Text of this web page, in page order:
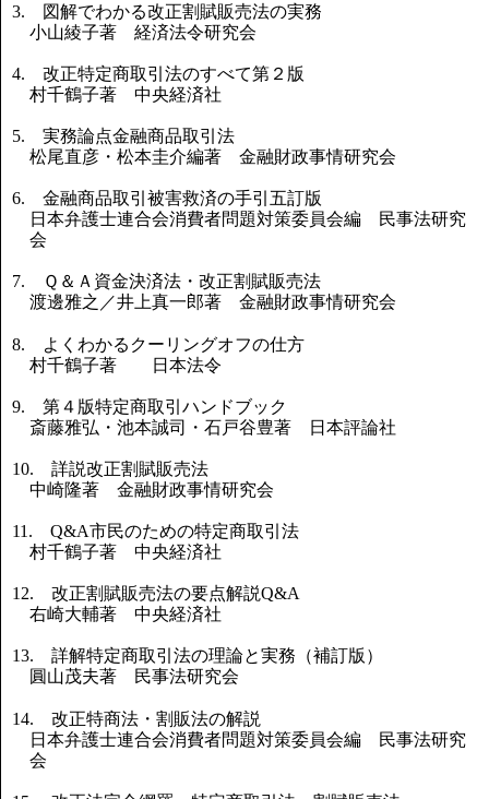
3. 図解でわかる改正割賦販売法の実務
小山綾子著 経済法令研究会
4. 改正特定商取引法のすべて第２版
村千鶴子著 中央経済社
5. 実務論点金融商品取引法
松尾直彦・松本圭介編著 金融財政事情研究会
6. 金融商品取引被害救済の手引五訂版
日本弁護士連合会消費者問題対策委員会編 民事法研究
会
7. Ｑ＆Ａ資金決済法・改正割賦販売法
渡邊雅之／井上真一郎著 金融財政事情研究会
8. よくわかるクーリングオフの仕方
村千鶴子著 日本法令
9. 第４版特定商取引ハンドブック
斎藤雅弘・池本誠司・石戸谷豊著 日本評論社
10. 詳説改正割賦販売法
中崎隆著 金融財政事情研究会
11. Q&A市民のための特定商取引法
村千鶴子著 中央経済社
12. 改正割賦販売法の要点解説Q&A
右崎大輔著 中央経済社
13. 詳解特定商取引法の理論と実務（補訂版）
圓山茂夫著 民事法研究会
14. 改正特商法・割販法の解説
日本弁護士連合会消費者問題対策委員会編 民事法研究
会